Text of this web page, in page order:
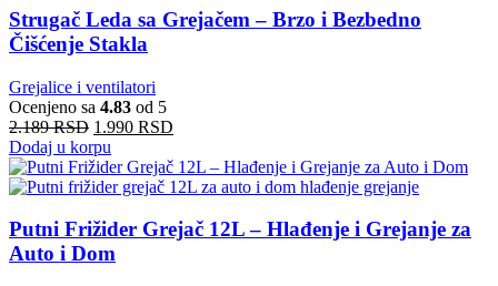
Strugač Leda sa Grejačem – Brzo i Bezbedno
Čišćenje Stakla
Grejalice i ventilatori
Ocenjeno sa 4.83 od 5
2.189RSD 1.990 RSD
Dodaj u korpu
Putni Frižider Grejač 12L – Hlađenje i Grejanje za
Auto i Dom